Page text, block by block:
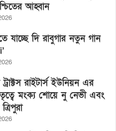
আহ্বান
যাচ্ছে দি রাবুগার নতুন গান
ট্রাক্টস রাইটার্স ইউনিয়ন এর
মংক্য শোয়ে নু নেভী এবং